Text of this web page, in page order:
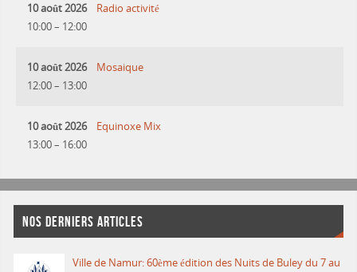
10 août 2026
10:00– 12:00
Radio activité
10 août 2026
12:00– 13:00
Mosaique
10 août 2026
13:00– 16:00
Equinoxe Mix
NOS DERNIERS ARTICLES
Ville de Namur: 60ème édition des Nuits de Buley du 7 au